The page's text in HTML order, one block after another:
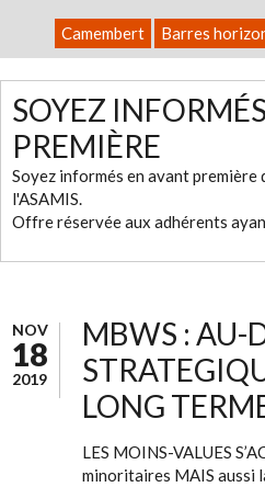
Camembert Barres
SOYEZ
PREMIÈRE
Soyez informés en avant
l'ASAMIS.
Offre réservée aux adhérents
NOV
18
2019
MBWS : AU-
LONG
LES MOINS-VALUES
minoritaires MAIS aussi